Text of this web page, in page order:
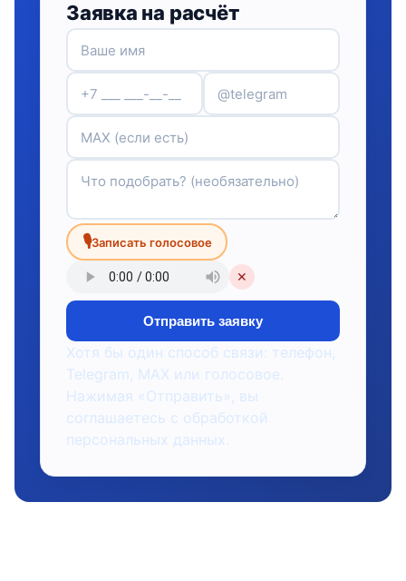
Заявка на расчёт
🎙Записать голосовое
✕
Отправить заявку
Хотя бы один способ связи: телефон,
Telegram, MAX или голосовое.
Нажимая «Отправить», вы
соглашаетесь с обработкой
персональных данных.